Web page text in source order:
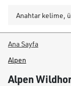
Ana Sayfa
Alpen
Alpen